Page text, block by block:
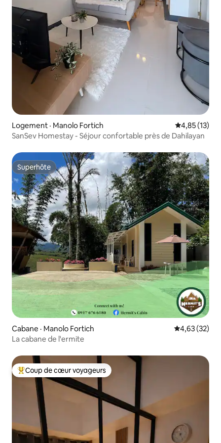
Logement · Manolo Fortich Note
4,85 (13)
SanSev Homestay - Séjour confortable près de Dahilayan
Superhôte
Superhôte
Cabane · Manolo Fortich Note
4,63 (32)
La cabane de l'ermite
Coup de cœur voyageurs parmi les plus aimés
Coup de cœur voyageurs